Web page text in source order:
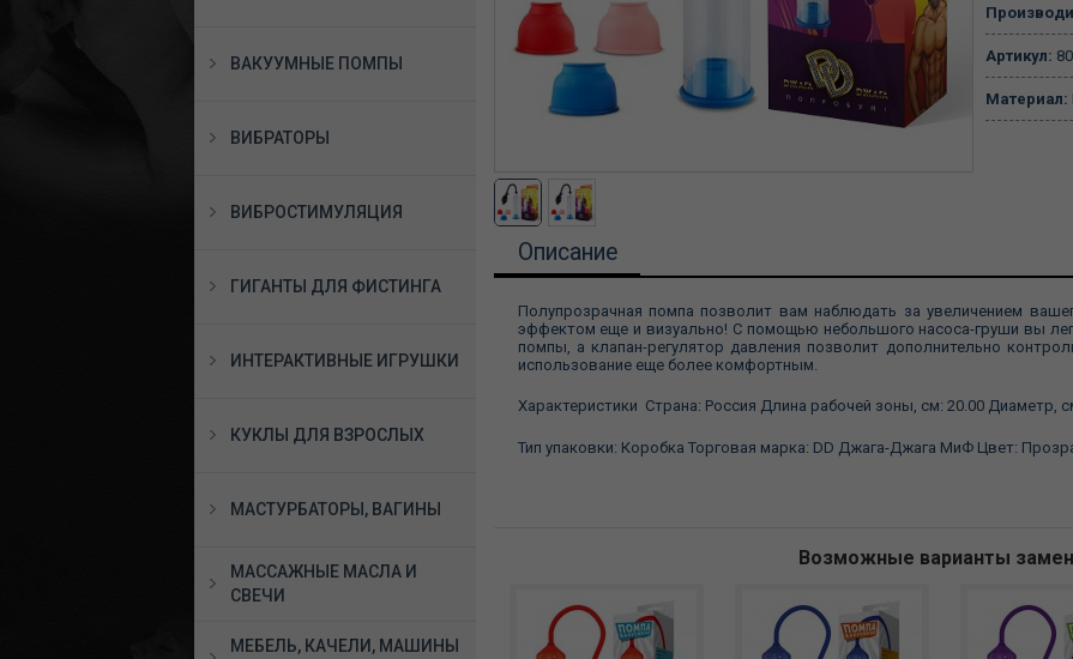
ВАКУУМНЫЕ ПОМПЫ
ВИБРАТОРЫ
ВИБРОСТИМУЛЯЦИЯ
ГИГАНТЫ ДЛЯ ФИСТИНГА
ИНТЕРАКТИВНЫЕ ИГРУШКИ
КУКЛЫ ДЛЯ ВЗРОСЛЫХ
МАСТУРБАТОРЫ, ВАГИНЫ
МАССАЖНЫЕ МАСЛА И
СВЕЧИ
МЕБЕЛЬ, КАЧЕЛИ, МАШИНЫ
Артикул:
Материал:
Описание
Полупрозрачная помпа позволит вам наблюдать за увеличением
эффектом еще и визуально! С помощью небольшого насоса-груши вы
помпы, а клапан-регулятор давления позволит дополнительно
использование еще более комфортным.
Характеристики Страна: Россия Длина рабочей зоны, см: 20.00 Диаметр,
Тип упаковки: Коробка Торговая марка: DD Джага-Джага МиФ Цвет:
Возможные варианты